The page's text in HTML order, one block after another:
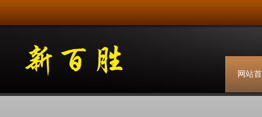
网站